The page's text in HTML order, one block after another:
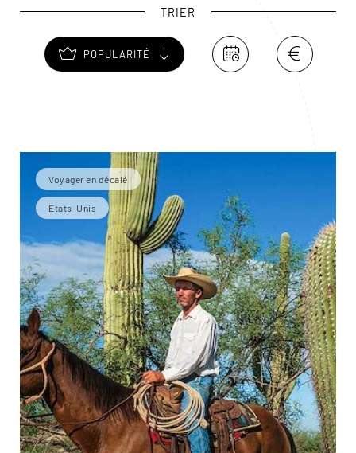
une carte sur laquelle ils sont signalés. Et pour les
simples contemplatifs, ceux qui se contenteront d'une
randonnée « ordinaire » dans un paysage
« extraordinaire », Sedona offre de belles découvertes :
TRIER
POPULARITÉ
Voyager en décalé
Etats-Unis